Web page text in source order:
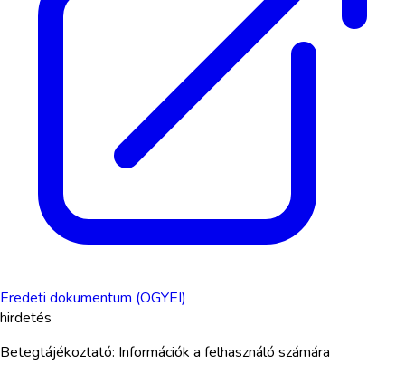
Eredeti dokumentum (OGYEI)
hirdetés
Betegtájékoztató: Információk a felhasználó számára